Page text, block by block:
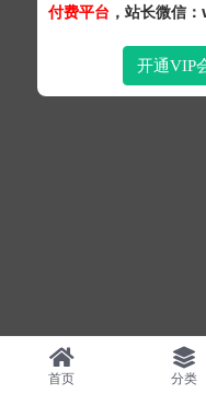
首页 分类
付费平台 ，站长微信
开通VIP